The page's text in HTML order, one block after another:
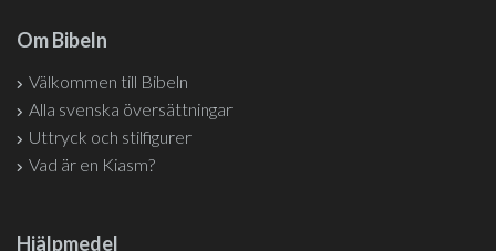
Om Bibeln
Välkommen till Bibeln
Alla svenska översättningar
Uttryck och stilfigurer
Vad är en Kiasm?
Hjälpmedel